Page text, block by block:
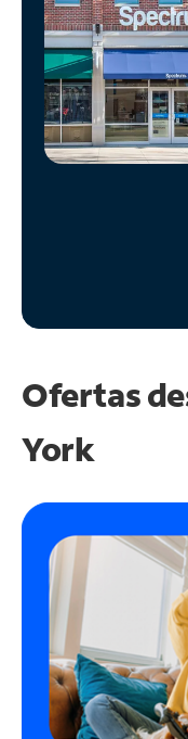
Administrar
cuenta
Encuentra
una
tienda
Ofertas
York